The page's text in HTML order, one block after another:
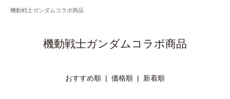
機動戦士ガンダムコラボ商品
機動戦士ガンダムコラボ商品
おすすめ順 | 価格順 | 新着順